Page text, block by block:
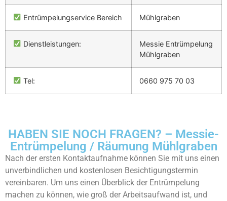
Entrümpelungservice Bereich Mühlgraben
Dienstleistungen:
Messie Entrümpelung
Mühlgraben
Tel: 0660 975 70 03
HABEN SIE NOCH FRAGEN? – Messie-
Entrümpelung / Räumung Mühlgraben
Nach der ersten Kontaktaufnahme können Sie mit uns einen
unverbindlichen und kostenlosen Besichtigungstermin
vereinbaren. Um uns einen Überblick der Entrümpelung
machen zu können, wie groß der Arbeitsaufwand ist, und